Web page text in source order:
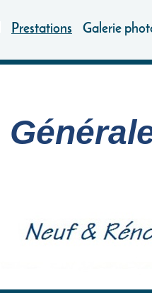
Prestations Galerie